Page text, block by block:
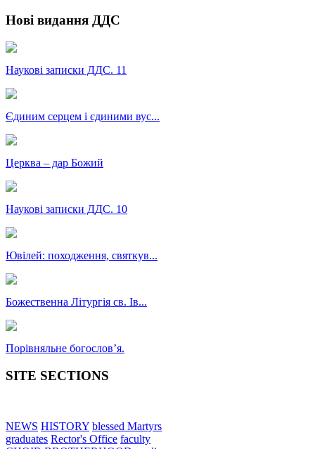
Нові видання ДДС
Наукові записки ДДС. 11
Єдиним серцем і єдиними вус...
Церква – дар Божий
Наукові записки ДДС. 10
Ювілей: походження, святкув...
Божественна Літургія св. Ів...
Порівняльне богословʼя.
SITE SECTIONS
NEWS HISTORY blessed Martyrs
graduates Rector's Office faculty